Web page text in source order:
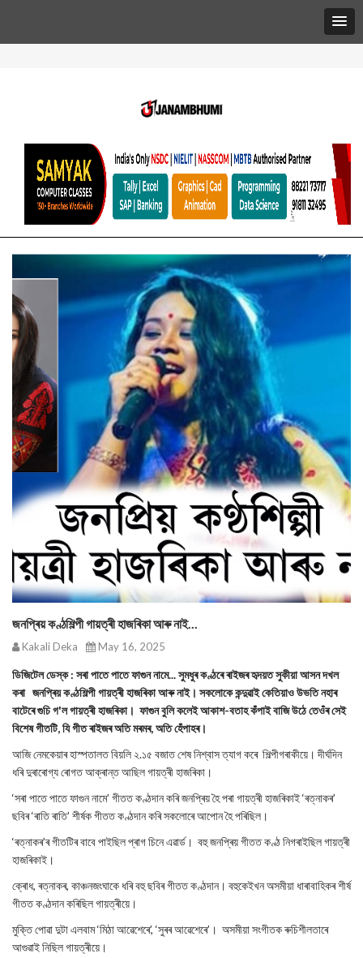
জনপ্ৰিয় কণ্ঠশিল্পী গায়ত্ৰী হাজৰিকা আৰু নাই...
Kakali Deka May 16, 2025
ডিজিটেল ডেস্ক : সৰা পাতে পাতে ফাগুন নামে... সুমধুৰ কণ্ঠৰে ৰাইজৰ হৃদয়ত সুকীয়া আসন দখল
কৰা জনপ্ৰিয় কণ্ঠশিল্পী গায়ত্ৰী হাজৰিকা আৰু নাই। সকলোকে কন্দুৱাই কেতিয়াও উভতি নহাৰ
বাটেৰে গুচি গ'ল গায়ত্ৰী হাজৰিকা। ফাগুন বুলি কলেই আকাশ-বতাহ কঁপাই বাজি উঠে তেওঁৰ সেই
বিশেষ গীতটি, যি গীত ৰাইজৰ অতি মৰমৰ, অতি হেঁপাহৰ।
আজি নেমকেয়াৰ হাস্পতালত বিয়লি ২.১৫ বজাত শেষ নিশ্বাস ত্যাগ কৰে শিল্পীগৰাকীয়ে। দীৰ্ঘদিন
ধৰি দুৰাৰোগ্য ৰোগত আক্ৰান্ত আছিল গায়ত্ৰী হাজৰিকা।
‘সৰা পাতে পাতে ফাগুন নামে’ গীতত কণ্ঠদান কৰি জনপ্ৰিয় হৈ পৰা গায়ত্ৰী হাজৰিকাই ‘ৰত্নাকৰ’
ছবিৰ ‘ৰাতি ৰাতি’ শীৰ্ষক গীতত কণ্ঠদান কৰি সকলোৰে আপোন হৈ পৰিছিল।
‘ৰত্নাকৰ’ৰ গীতটিৰ বাবে পাইছিল প্ৰাগ চিনে এৱাৰ্ড। বহু জনপ্ৰিয় গীতত কণ্ঠ নিগৰাইছিল গায়ত্ৰী
হাজৰিকাই।
ক্ৰোধ, ৰত্নাকৰ, কাঞ্চনজংঘাকে ধৰি বহু ছবিৰ গীতত কণ্ঠদান। বহুকেইখন অসমীয়া ধাৰাবাহিকৰ শীৰ্ষ
গীতত কণ্ঠদান কৰিছিল গায়ত্ৰীয়ে।
মুক্তি পোৱা দুটা এলবাম ‘মিঠা আৱেশেৰে’, ‘সুৰৰ আৱেশেৰে’। অসমীয়া সংগীতক ৰুচিশীলতাৰে
আগুৱাই নিছিল গায়ত্ৰীয়ে।